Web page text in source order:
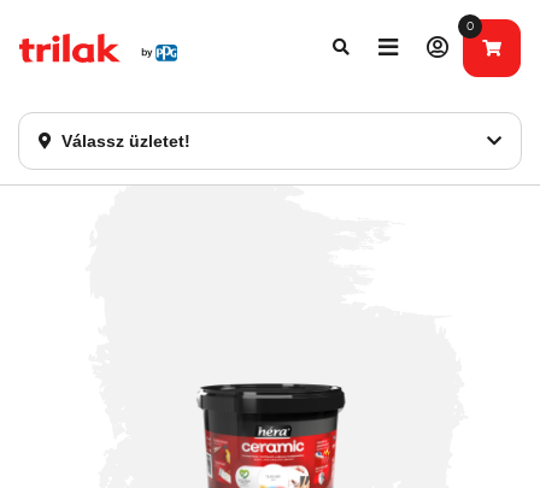
Válassz üzletet!
0
Fontos tájékoztatás!